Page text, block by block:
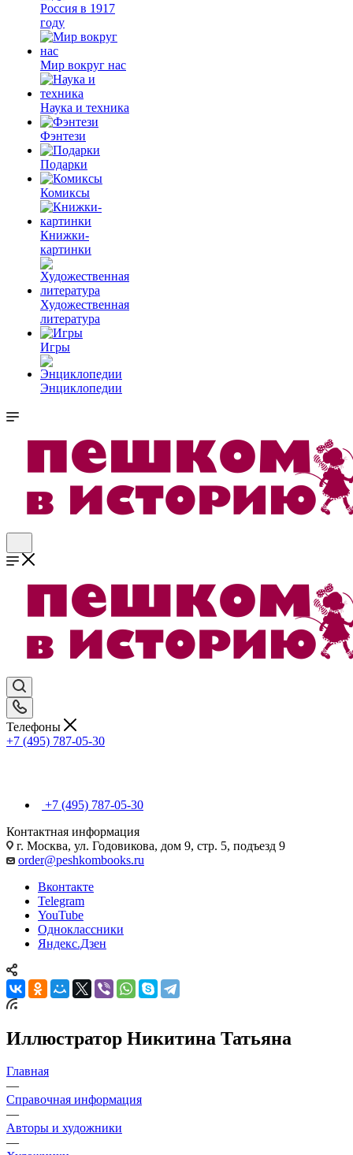
Россия в 1917
году
Мир вокруг нас
Наука и техника
Фэнтези
Подарки
Комиксы
Книжки-
картинки
Художественная
литература
Игры
Энциклопедии
Телефоны
+7 (495) 787-05-30
+7 (495) 787-05-30
Контактная информация
г. Москва, ул. Годовикова, дом 9, стр. 5, подъезд 9
order@peshkombooks.ru
Вконтакте
Telegram
YouTube
Одноклассники
Яндекс.Дзен
Иллюстратор Никитина Татьяна
Главная
—
Справочная информация
—
Авторы и художники
—